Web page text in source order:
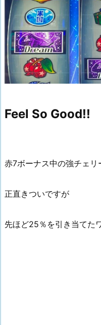
Feel So Good!!
赤7ボーナス中の強チェリ
正直きついですが
先ほど25％を引き当てた